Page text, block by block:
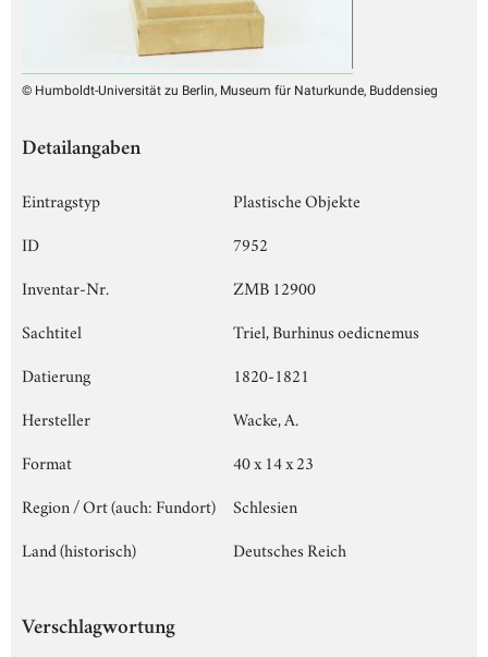
© Humboldt-Universität zu Berlin, Museum für Naturkunde, Buddensieg
Detailangaben
Eintragstyp
Plastische Objekte
ID
7952
Inventar-Nr.
ZMB 12900
Sachtitel
Triel, Burhinus oedicnemus
Datierung
1820-1821
Hersteller
Wacke, A.
Format
40 x 14 x 23
Region / Ort (auch: Fundort)
Schlesien
Land (historisch)
Deutsches Reich
Verschlagwortung